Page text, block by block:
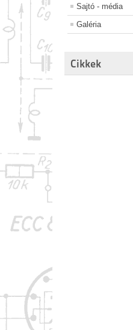
Sajtó - média
Galéria
Cikkek